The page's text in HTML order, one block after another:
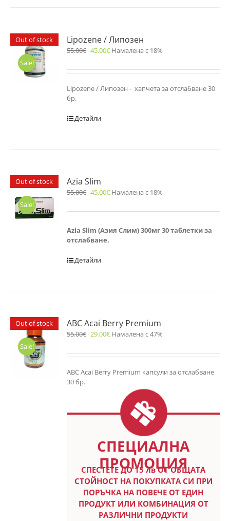
Out of stock
Sale!
Lipozene / Липозен
55.00€ 45.00€ Намалена с 18%
Lipozene / Липозен - хапчета за отслабване 30
бр.
Детайли
Out of stock
Sale!
Azia Slim
55.00€ 45.00€ Намалена с 18%
Azia Slim (Азия Слим) 300мг 30 таблетки за
отслабване.
Детайли
Out of stock
Sale!
ABC Acai Berry Premium
55.00€ 29.00€ Намалена с 47%
ABC Acai Berry Premium капсули за отслабване
30 бр.
СПЕЦИАЛНА
ПРОМОЦИЯ
СПЕСТETE ДО 15 лв ОТ ОБЩАТА
СТОЙНОСТ НА ПОКУПКАТА СИ ПРИ
ПОРЪЧКА НА ПОВЕЧЕ ОТ ЕДИН
ПРОДУКТ ИЛИ КОМБИНАЦИЯ ОТ
РАЗЛИЧНИ ПРОДУКТИ